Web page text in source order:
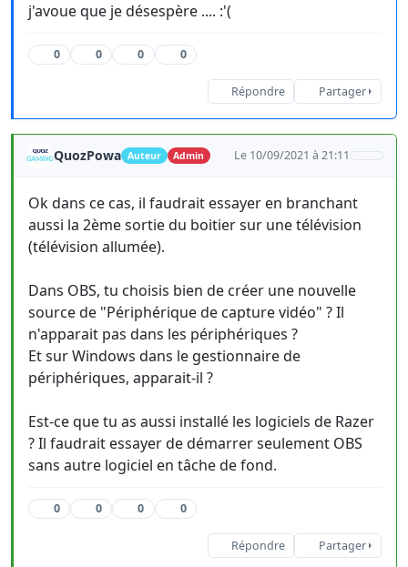
j'avoue que je désespère .... :'(
0 0 0 0
Répondre Partager
QuozPowa Auteur Admin Le 10/09/2021 à 21:11
Ok dans ce cas, il faudrait essayer en branchant
aussi la 2ème sortie du boitier sur une télévision
(télévision allumée).
Dans OBS, tu choisis bien de créer une nouvelle
source de "Périphérique de capture vidéo" ? Il
n'apparait pas dans les périphériques ?
Et sur Windows dans le gestionnaire de
périphériques, apparait-il ?
Est-ce que tu as aussi installé les logiciels de Razer
? Il faudrait essayer de démarrer seulement OBS
sans autre logiciel en tâche de fond.
0 0 0 0
Répondre Partager